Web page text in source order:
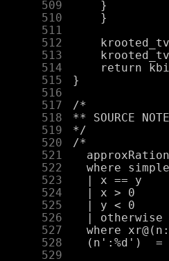
    509
    510
    511
    512
    513
    514
    515
    516
    517
    518
    519
    520
    521
    522
    523
    524
    525
    526
    527
    528
    529